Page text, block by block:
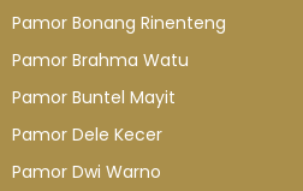
Pamor Bonang Rinenteng
Pamor Brahma Watu
Pamor Buntel Mayit
Pamor Dele Kecer
Pamor Dwi Warno